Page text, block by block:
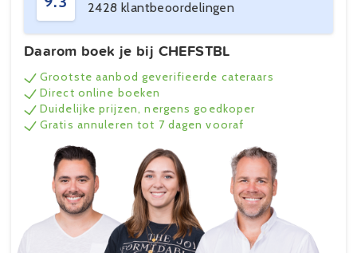
2428 klantbeoordelingen
Daarom boek je bij CHEFSTBL
Grootste aanbod geverifieerde cateraars
Direct online boeken
Duidelijke prijzen, nergens goedkoper
Gratis annuleren tot 7 dagen vooraf